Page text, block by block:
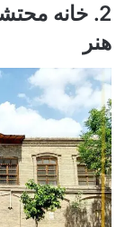
2. خانه
هنر